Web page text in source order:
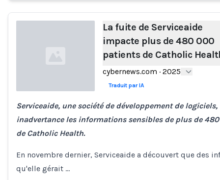
La fuite de Serviceaide
impacte plus de 480 000
patients de Catholic
cybernews.com · 2025
Traduit par IA
Serviceaide, une société de développement de
inadvertance les informations sensibles de plus de
de Catholic Health.
En novembre dernier, Serviceaide a découvert que des
qu'elle gérait …